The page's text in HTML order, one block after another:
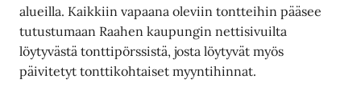
alueilla. Kaikkiin vapaana oleviin tontteihin pääsee
tutustumaan Raahen kaupungin nettisivuilta
löytyvästä tonttipörssistä, josta löytyvät myös
päivitetyt tonttikohtaiset myyntihinnat.